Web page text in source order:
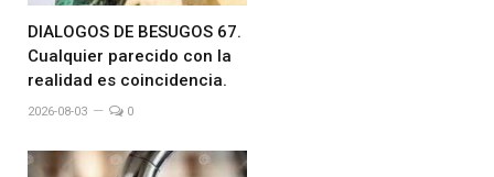
DIALOGOS DE BESUGOS 67.
Cualquier parecido con la
realidad es coincidencia.
2026-08-03 0